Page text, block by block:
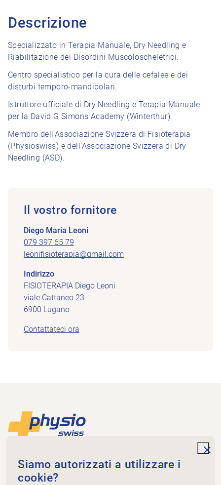
Descrizione
Specializzato in Terapia Manuale, Dry Needling e
Riabilitazione dei Disordini Muscoloscheletrici.
Centro specialistico per la cura delle cefalee e dei
disturbi temporo-mandibolari.
Istruttore ufficiale di Dry Needling e Terapia Manuale
per la David G Simons Academy (Winterthur).
Membro dell’Associazione Svizzera di Fisioterapia
(Physioswiss) e dell’Associazione Svizzera di Dry
Needling (ASD).
Il vostro fornitore
Diego Maria Leoni
079 397 65 79
leonifisioterapia@gmail.com
Indirizzo
FISIOTERAPIA Diego Leoni
viale Cattaneo 23
6900 Lugano
Contattateci ora
Piè di pagina
Physioswiss
Dammweg 3
3013 Bern
Siamo autorizzati a utilizzare i
cookie?